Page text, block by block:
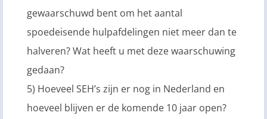
gewaarschuwd bent om het aantal
spoedeisende hulpafdelingen niet meer dan te
halveren? Wat heeft u met deze waarschuwing
gedaan?
5) Hoeveel SEH’s zijn er nog in Nederland en
hoeveel blijven er de komende 10 jaar open?